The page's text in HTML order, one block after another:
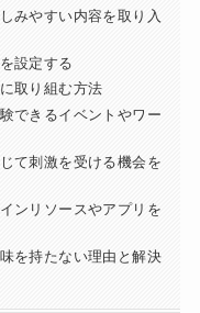
みやすい内容を取り入
設定する
取り組む方法
できるイベントやワー
て刺激を受ける機会を
ンリソースやアプリを
を持たない理由と解決